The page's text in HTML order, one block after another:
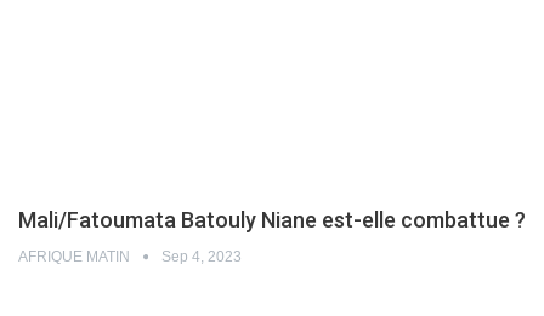
Mali/Fatoumata Batouly Niane est-elle combattue ?
AFRIQUE MATIN Sep 4, 2023